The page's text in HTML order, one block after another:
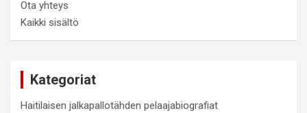
Ota yhteys
Kaikki sisältö
Kategoriat
Haitilaisen jalkapallotähden pelaajabiografiat